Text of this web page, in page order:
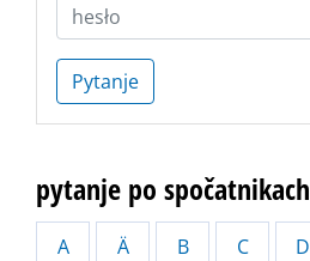
Pytanje
pytanje po spočatnikach
A Ä B C D